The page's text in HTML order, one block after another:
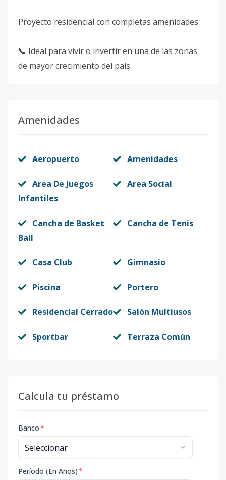
Proyecto residencial con completas amenidades.
📞 Ideal para vivir o invertir en una de las zonas
de mayor crecimiento del país.
Amenidades
Aeropuerto Amenidades
Area De Juegos
Infantiles
Area Social
Cancha de Basket
Ball
Cancha de Tenis
Casa Club Gimnasio
Piscina Portero
Residencial Cerrado Salón Multiusos
Sportbar Terraza Común
Calcula tu préstamo
Banco*
Período (En Años)*